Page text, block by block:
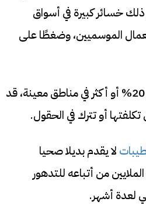
خسائر كبيرة في أسواق
الموسميين، وضغطًا على
وإذا توسعت المقاطعة إلى 20% أو أكثر في مناطق معينة، قد
أو تترك في الحقول.
لا يقدم بديلا صحيا
من أتباعه للتدهور
لعدة أشهر.